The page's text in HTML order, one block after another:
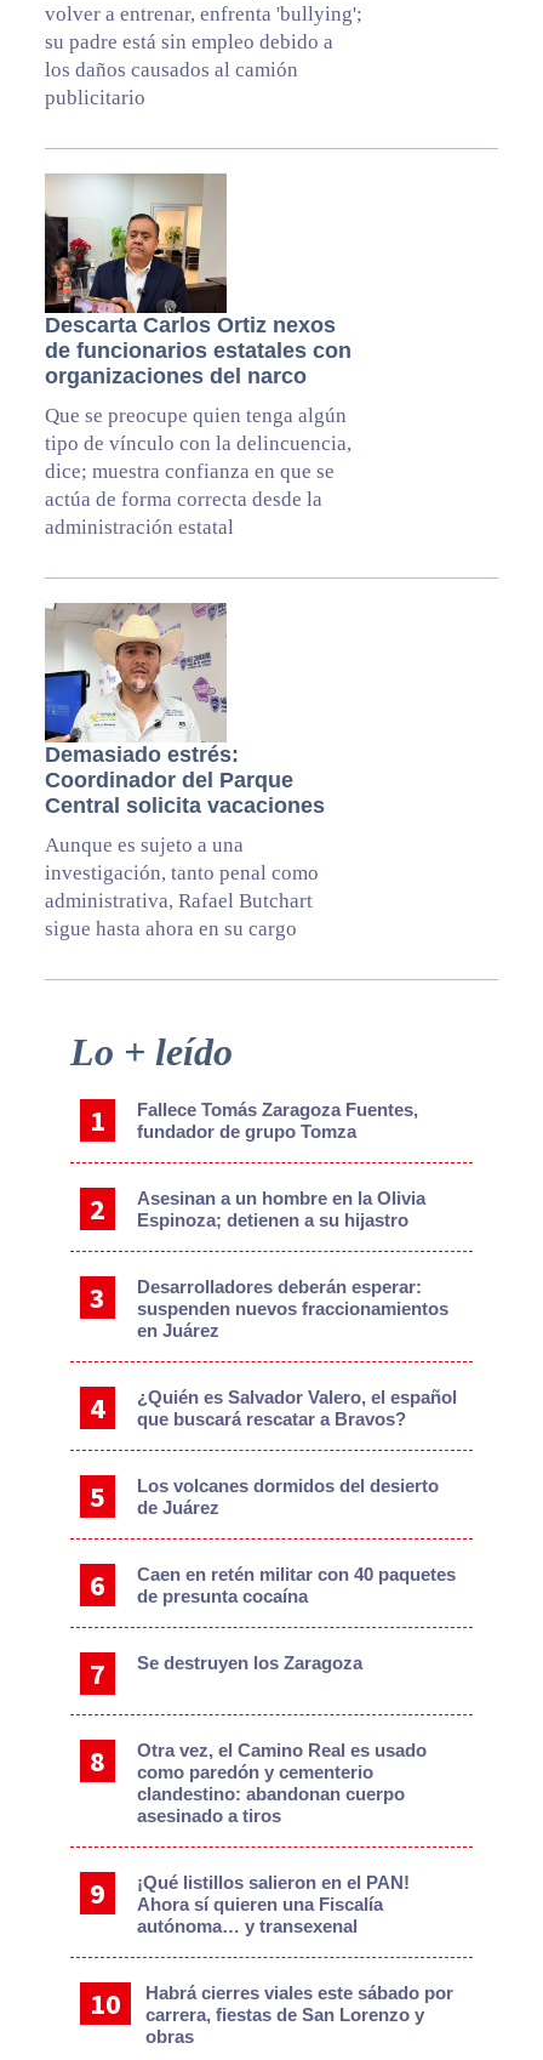
volver a entrenar, enfrenta 'bullying';
su padre está sin empleo debido a
los daños causados al camión
publicitario
Descarta Carlos Ortiz nexos
de funcionarios estatales con
organizaciones del narco
Que se preocupe quien tenga algún
tipo de vínculo con la delincuencia,
dice; muestra confianza en que se
actúa de forma correcta desde la
administración estatal
Demasiado estrés:
Coordinador del Parque
Central solicita vacaciones
Aunque es sujeto a una
investigación, tanto penal como
administrativa, Rafael Butchart
sigue hasta ahora en su cargo
Primary
Lo + leído
Fallece Tomás Zaragoza Fuentes,
fundador de grupo Tomza
Asesinan a un hombre en la Olivia
Espinoza; detienen a su hijastro
Desarrolladores deberán esperar:
suspenden nuevos fraccionamientos
en Juárez
¿Quién es Salvador Valero, el español
que buscará rescatar a Bravos?
Los volcanes dormidos del desierto
de Juárez
Caen en retén militar con 40 paquetes
de presunta cocaína
Se destruyen los Zaragoza
Otra vez, el Camino Real es usado
como paredón y cementerio
clandestino: abandonan cuerpo
asesinado a tiros
¡Qué listillos salieron en el PAN!
Ahora sí quieren una Fiscalía
autónoma… y transexenal
Habrá cierres viales este sábado por
carrera, fiestas de San Lorenzo y
obras